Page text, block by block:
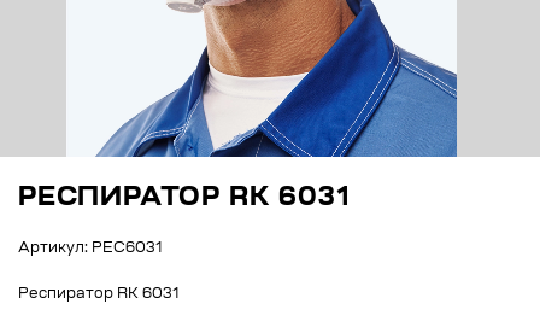
РЕСПИРАТОР RK 6031
Артикул: РЕС6031
Респиратор RK 6031